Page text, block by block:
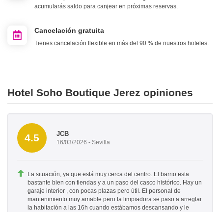
acumularás saldo para canjear en próximas reservas.
Cancelación gratuita
Tienes cancelación flexible en más del 90 % de nuestros hoteles.
Hotel Soho Boutique Jerez opiniones
4.5 JCB
16/03/2026 - Sevilla
La situación, ya que está muy cerca del centro. El barrio esta
bastante bien con tiendas y a un paso del casco histórico. Hay un
garaje interior , con pocas plazas pero útil. El personal de
mantenimiento muy amable pero la limpiadora se paso a arreglar
la habitación a las 16h cuando estábamos descansando y le